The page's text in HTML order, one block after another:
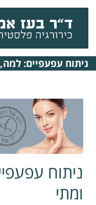
ניתוח עפעפיים:
ניתוח
ומתי